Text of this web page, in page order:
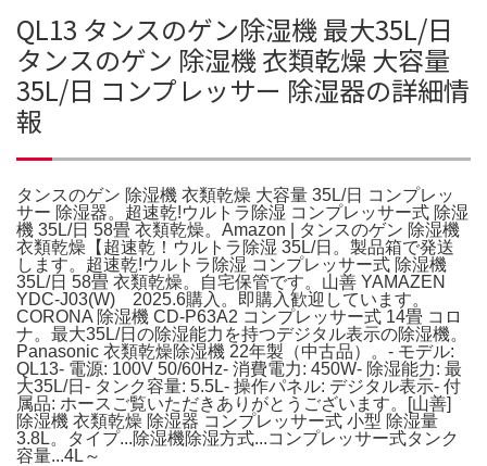
QL13 タンスのゲン除湿機 最大35L/日
タンスのゲン 除湿機 衣類乾燥 大容量
35L/日 コンプレッサー 除湿器の詳細情
報
タンスのゲン 除湿機 衣類乾燥 大容量 35L/日 コンプレッ
サー 除湿器。超速乾!ウルトラ除湿 コンプレッサー式 除湿
機 35L/日 58畳 衣類乾燥。Amazon | タンスのゲン 除湿機
衣類乾燥【超速乾！ウルトラ除湿 35L/日。製品箱で発送
します。超速乾!ウルトラ除湿 コンプレッサー式 除湿機
35L/日 58畳 衣類乾燥。自宅保管です。山善 YAMAZEN
YDC-J03(W) 2025.6購入。即購入歓迎しています。
CORONA 除湿機 CD-P63A2 コンプレッサー式 14畳 コロ
ナ。最大35L/日の除湿能力を持つデジタル表示の除湿機。
Panasonic 衣類乾燥除湿機 22年製（中古品）。- モデル:
QL13- 電源: 100V 50/60Hz- 消費電力: 450W- 除湿能力: 最
大35L/日- タンク容量: 5.5L- 操作パネル: デジタル表示- 付
属品: ホースご覧いただきありがとうございます。[山善]
除湿機 衣類乾燥 除湿器 コンプレッサー式 小型 除湿量
3.8L。タイプ...除湿機除湿方式...コンプレッサー式タンク
容量...4L～